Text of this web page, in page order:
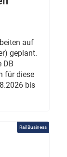
auf
geplant.
DB
für diese
bis
Rail Business